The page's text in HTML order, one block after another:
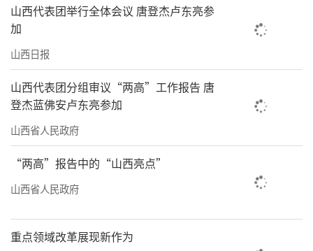
叹：“这不像农田，倒像一处田园客厅！”
我经常参加政府部门组织的各种培训，提
升种植技术。我们村离山西农大特别近，有时
候也请专家上门指导。多年来，我们坚持严选
品质，约30%的次级果直接丢弃，因此常常供
不应求。我们的草莓礼盒卖到了北京金融街，
曾创下日销2000盒的纪录。如今，五个大棚年
销售额超百万元，下一步还计划延伸至冻干草
（王秀娟整理）
山西代表团举行全体会议 唐登杰卢东亮参
加
山西日报
山西代表团分组审议“两高”工作报告 唐
登杰蓝佛安卢东亮参加
山西省人民政府
“两高”报告中的“山西亮点”
山西省人民政府
重点领域改革展现新作为